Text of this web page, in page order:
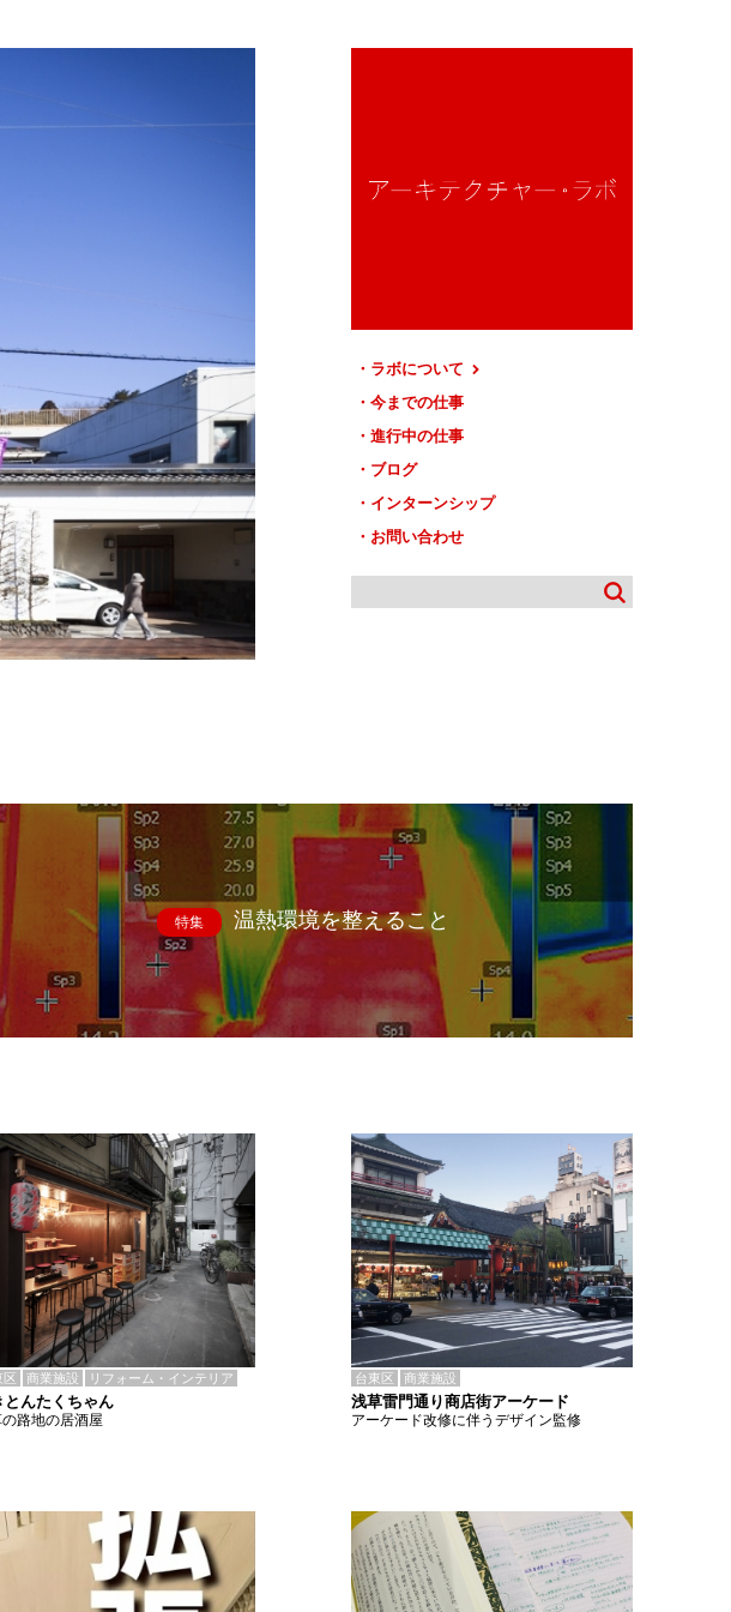
ラボについて
今までの仕事
進行中の仕事
ブログ
インターンシップ
お問い合わせ
特集 温熱環境を整えること
区 商業施設 リフォーム・インテリア
とんたくちゃん
路地の居酒屋
台東区 商業施設
浅草雷門通り商店街アーケード
アーケード改修に伴うデザイン監修